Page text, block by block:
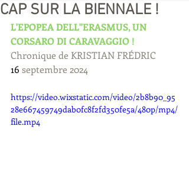
CAP SUR LA BIENNALE !
L'EPOPEA DELL''ERASMUS, UN
CORSARO DI CARAVAGGIO !
Chronique de KRISTIAN FRÉDRIC
16 septembre 2024
https://video.wixstatic.com/video/2b8b90_95
28e667459749dab0fc8f2fd350fe5a/480p/mp4/
file.mp4